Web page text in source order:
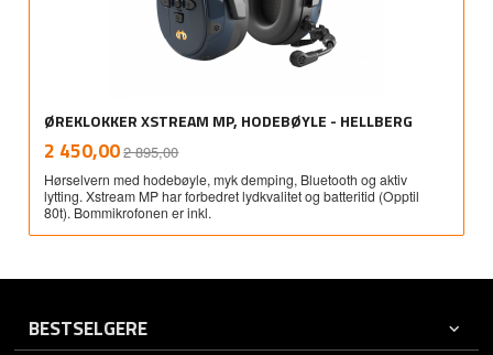
ØREKLOKKER XSTREAM MP, HODEBØYLE - HELLBERG
Tilbud
2 450,002 895,00mva.
Hørselvern med hodebøyle, myk demping, Bluetooth og aktiv
lytting. Xstream MP har forbedret lydkvalitet og batteritid (Opptil
80t). Bommikrofonen er inkl.
BESTSELGERE